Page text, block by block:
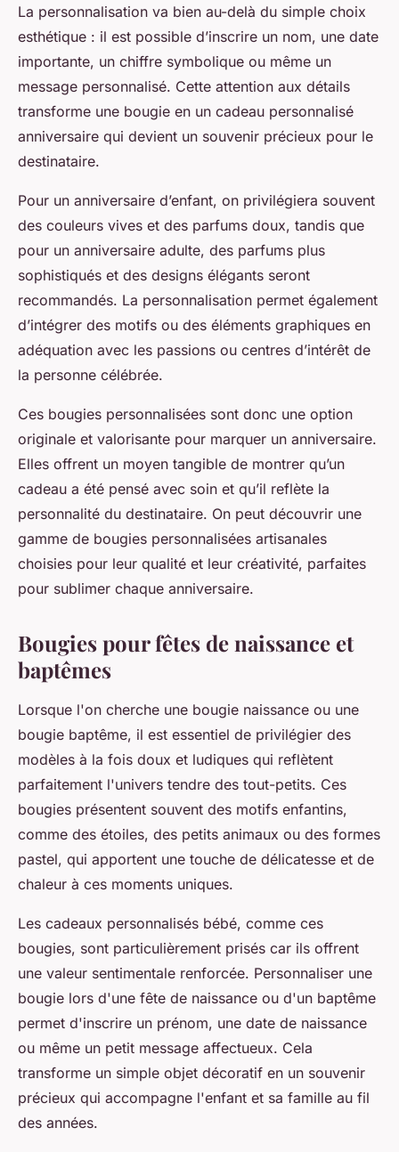
La personnalisation va bien au-delà du simple choix
esthétique : il est possible d’inscrire un nom, une date
importante, un chiffre symbolique ou même un
message personnalisé. Cette attention aux détails
transforme une bougie en un cadeau personnalisé
anniversaire qui devient un souvenir précieux pour le
destinataire.
Pour un anniversaire d’enfant, on privilégiera souvent
des couleurs vives et des parfums doux, tandis que
pour un anniversaire adulte, des parfums plus
sophistiqués et des designs élégants seront
recommandés. La personnalisation permet également
d’intégrer des motifs ou des éléments graphiques en
adéquation avec les passions ou centres d’intérêt de
la personne célébrée.
Ces bougies personnalisées sont donc une option
originale et valorisante pour marquer un anniversaire.
Elles offrent un moyen tangible de montrer qu’un
cadeau a été pensé avec soin et qu’il reflète la
personnalité du destinataire. On peut découvrir une
gamme de bougies personnalisées artisanales
choisies pour leur qualité et leur créativité, parfaites
pour sublimer chaque anniversaire.
Bougies pour fêtes de naissance et
baptêmes
Lorsque l'on cherche une bougie naissance ou une
bougie baptême, il est essentiel de privilégier des
modèles à la fois doux et ludiques qui reflètent
parfaitement l'univers tendre des tout-petits. Ces
bougies présentent souvent des motifs enfantins,
comme des étoiles, des petits animaux ou des formes
pastel, qui apportent une touche de délicatesse et de
chaleur à ces moments uniques.
Les cadeaux personnalisés bébé, comme ces
bougies, sont particulièrement prisés car ils offrent
une valeur sentimentale renforcée. Personnaliser une
bougie lors d'une fête de naissance ou d'un baptême
permet d'inscrire un prénom, une date de naissance
ou même un petit message affectueux. Cela
transforme un simple objet décoratif en un souvenir
précieux qui accompagne l'enfant et sa famille au fil
des années.